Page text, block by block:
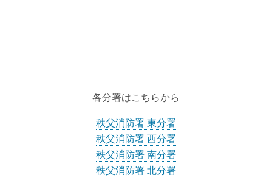
各分署はこちらから
秩父消防署 東分署
秩父消防署 西分署
秩父消防署 南分署
秩父消防署 北分署